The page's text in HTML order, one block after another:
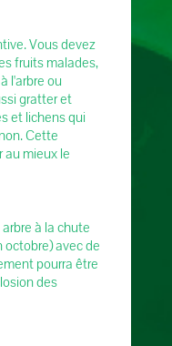
Vous devez
fruits malades,
l'arbre ou
gratter et
et lichens qui
Cette
mieux le
à la chute
avec de
pourra être
des